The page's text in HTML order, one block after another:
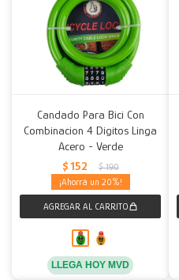
Candado Para Bici Con
Combinacion 4 Digitos Linga
Acero - Verde
$ 152 $ 190
20
LLEGA HOY MVD